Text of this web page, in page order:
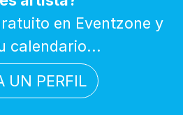
en Eventzone y
calendario...
UN PERFIL